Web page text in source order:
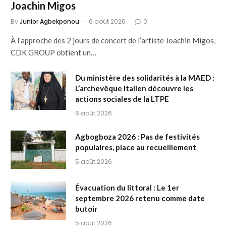
Joachin Migos
ByJunior Agbekponou 6 août 2026 0
À l’approche des 2 jours de concert de l’artiste Joachin Migos,
CDK GROUP obtient un…
Du ministère des solidarités à la MAED :
L’archevêque Italien découvre les
actions sociales de la LTPE
6 août 2026
Agbogboza 2026 : Pas de festivités
populaires, place au recueillement
5 août 2026
Évacuation du littoral : Le 1er
septembre 2026 retenu comme date
butoir
5 août 2026